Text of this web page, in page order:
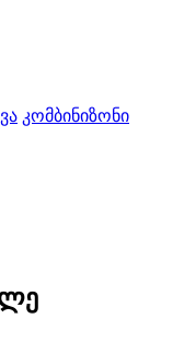
კომბინიზონი